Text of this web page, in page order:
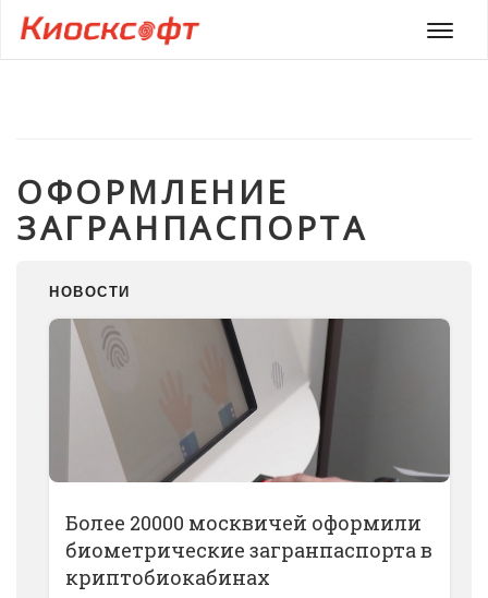
Меню
ОФОРМЛЕНИЕ
ЗАГРАНПАСПОРТА
НОВОСТИ
Более 20000 москвичей оформили
биометрические загранпаспорта в
криптобиокабинах